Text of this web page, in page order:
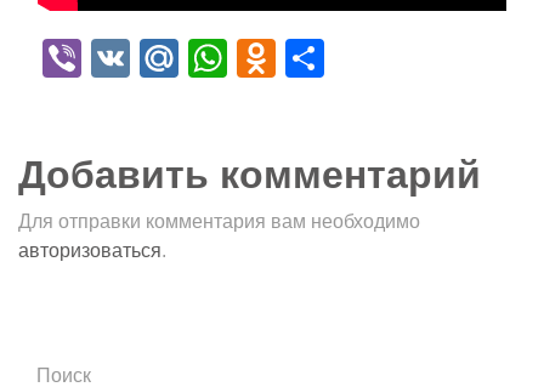
Viber
VK Mail.Ru
WhatsApp
Odnoklassniki
Добавить комментарий
Для отправки комментария вам необходимо
авторизоваться.
Поиск